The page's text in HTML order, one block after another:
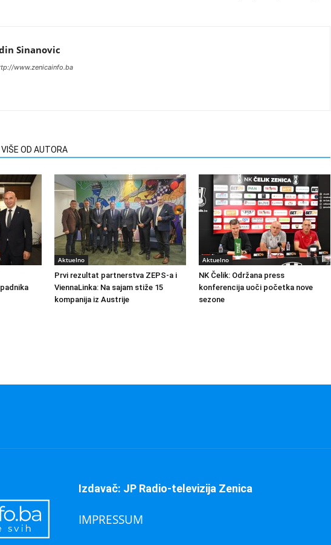
Sinanovic
www.zenicainfo.ba
VIŠE OD AUTORA
Aktuelno
Prvi rezultat partnerstva ZEPS-a i
ViennaLinka: Na sajam stiže 15
kompanija iz Austrije
Aktuelno
NK Čelik: Održana press
konferencija uoči početka nove
sezone
Izdavač: JP Radio-televizija Zenica
IMPRESSUM